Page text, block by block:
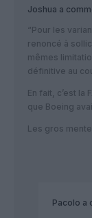
Joshua a
“Pour les
renoncé à
mêmes
définitive au
En fait, c’est la
que Boeing
Les gros
Pacolo a